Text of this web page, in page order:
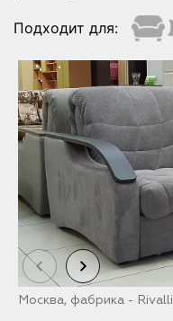
Подходит для:
Москва, фабрика - Rivalli